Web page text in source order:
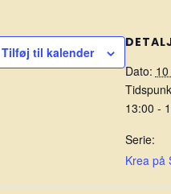
Tilføj til kalender
Dato:
13:00 -
Serie:
Krea på